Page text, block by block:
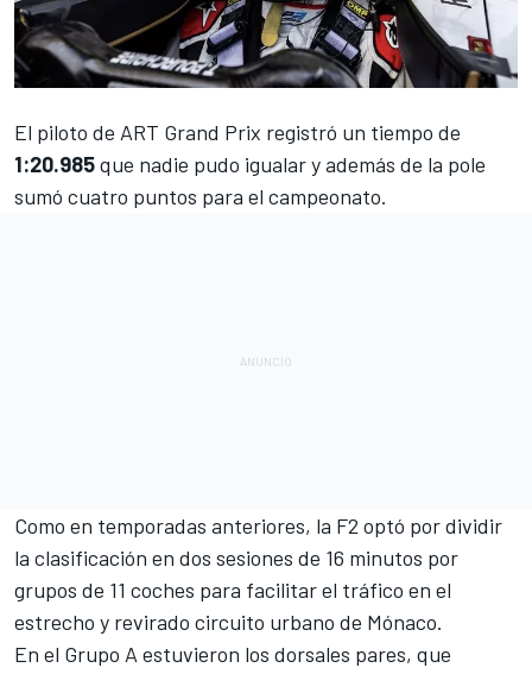
El piloto de ART Grand Prix registró un tiempo de
1:20.985que nadie pudo igualar y además de la pole
sumó cuatro puntos para el campeonato.
Como en temporadas anteriores, la F2 optó por dividir
la clasificación en dos sesiones de 16 minutos por
grupos de 11 coches para facilitar el tráfico en el
estrecho y revirado circuito urbano de Mónaco.
En el Grupo A estuvieron los dorsales pares, que